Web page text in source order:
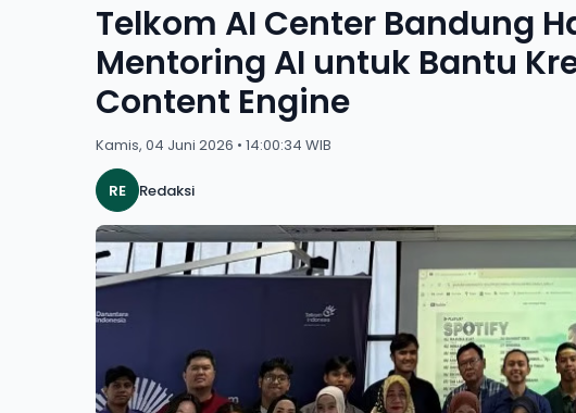
Telkom AI Center Bandung
Mentoring AI untuk Bantu
Content Engine
Kamis, 04 Juni 2026 • 14:00:34 WIB
RE Redaksi